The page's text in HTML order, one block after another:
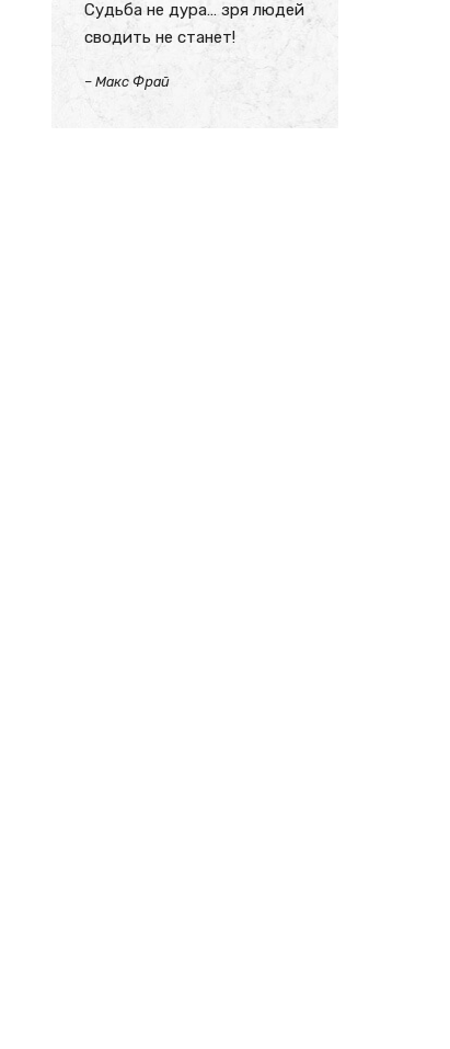
Судьба не дура… зря людей
сводить не станет!
– Макс Фрай